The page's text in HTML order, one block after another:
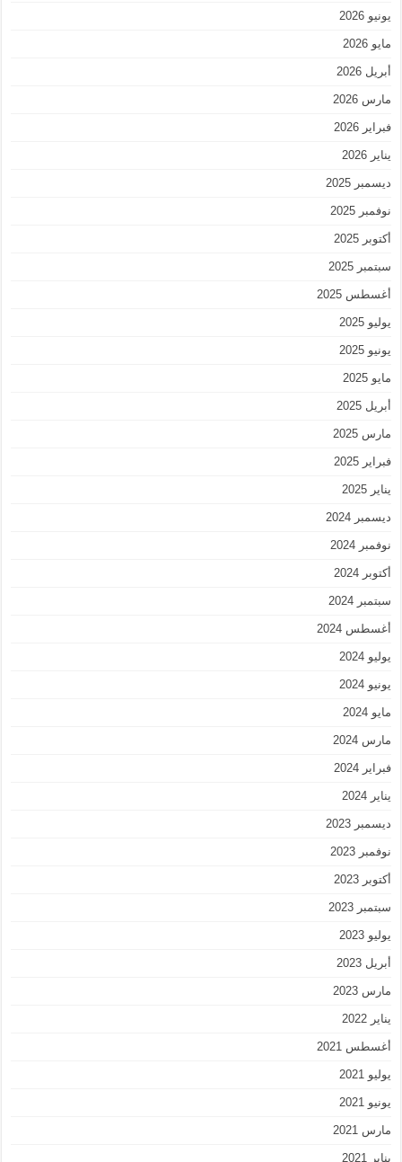
يونيو 2026
مايو 2026
أبريل 2026
مارس 2026
فبراير 2026
يناير 2026
ديسمبر 2025
نوفمبر 2025
أكتوبر 2025
سبتمبر 2025
أغسطس 2025
يوليو 2025
يونيو 2025
مايو 2025
أبريل 2025
مارس 2025
فبراير 2025
يناير 2025
ديسمبر 2024
نوفمبر 2024
أكتوبر 2024
سبتمبر 2024
أغسطس 2024
يوليو 2024
يونيو 2024
مايو 2024
مارس 2024
فبراير 2024
يناير 2024
ديسمبر 2023
نوفمبر 2023
أكتوبر 2023
سبتمبر 2023
يوليو 2023
أبريل 2023
مارس 2023
يناير 2022
أغسطس 2021
يوليو 2021
يونيو 2021
مارس 2021
يناير 2021